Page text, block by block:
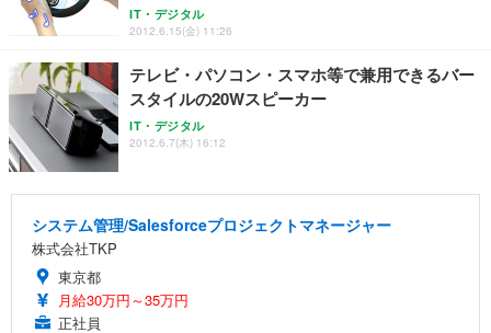
IT・デジタル
2012.6.15(金) 11:26
テレビ・パソコン・スマホ等で兼用できるバー
スタイルの20Wスピーカー
IT・デジタル
2012.6.7(木) 16:12
システム管理/Salesforceプロジェクトマネージャー
株式会社TKP
東京都
月給30万円～35万円
正社員